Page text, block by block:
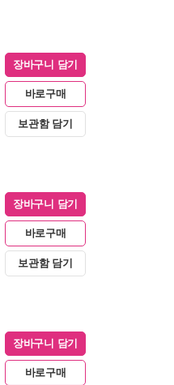
장바구니 담기
바로구매
보관함 담기
장바구니 담기
바로구매
보관함 담기
장바구니 담기
바로구매